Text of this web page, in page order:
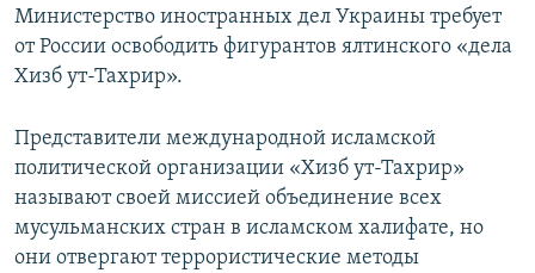
Министерство иностранных дел Украины требует
от России освободить фигурантов ялтинского «дела
Хизб ут-Тахрир».
Представители международной исламской
политической организации «Хизб ут-Тахрир»
называют своей миссией объединение всех
мусульманских стран в исламском халифате, но
они отвергают террористические методы